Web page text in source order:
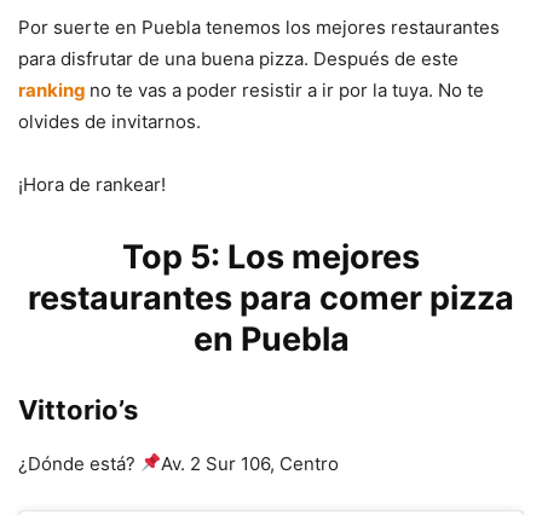
Por suerte en Puebla tenemos los mejores restaurantes
para disfrutar de una buena pizza. Después de este
ranking no te vas a poder resistir a ir por la tuya. No te
olvides de invitarnos.
¡Hora de rankear!
Top 5: Los mejores
restaurantes para comer pizza
en Puebla
Vittorio’s
¿Dónde está? Av. 2 Sur 106, Centro